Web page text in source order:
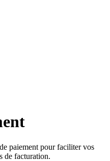
paiement pour faciliter vos
de facturation.